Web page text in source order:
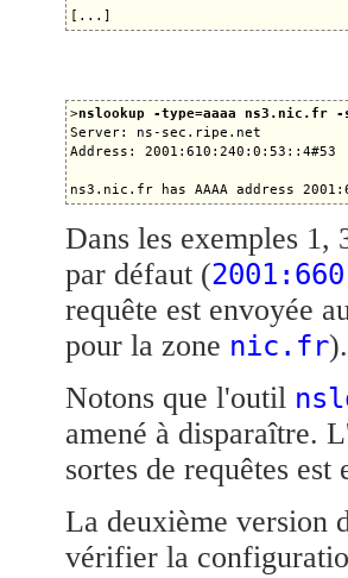
>nslookup -type=aaaa ns3.nic.fr
Server: ns-sec.ripe.net
Address: 2001:610:240:0:53::4#53
Dans les exemples 1,
par défaut (
requête est envoyée
pour la zone nic.fr).
Notons que l'outil
amené à disparaître.
sortes de requêtes
La deuxième version
vérifier la